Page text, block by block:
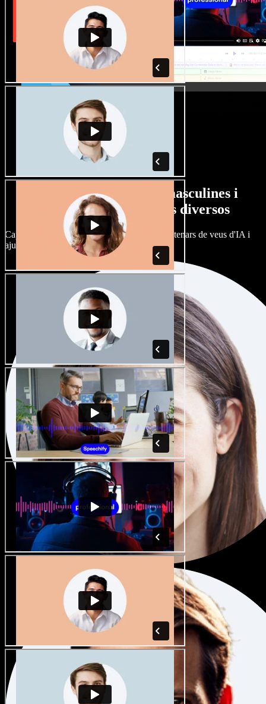
Gran varietat de veus masculines i
femenines amb accents diversos
Cap projecte ha de sonar igual. Tria entre centenars de veus d'IA i
ajusta'n l’accent.